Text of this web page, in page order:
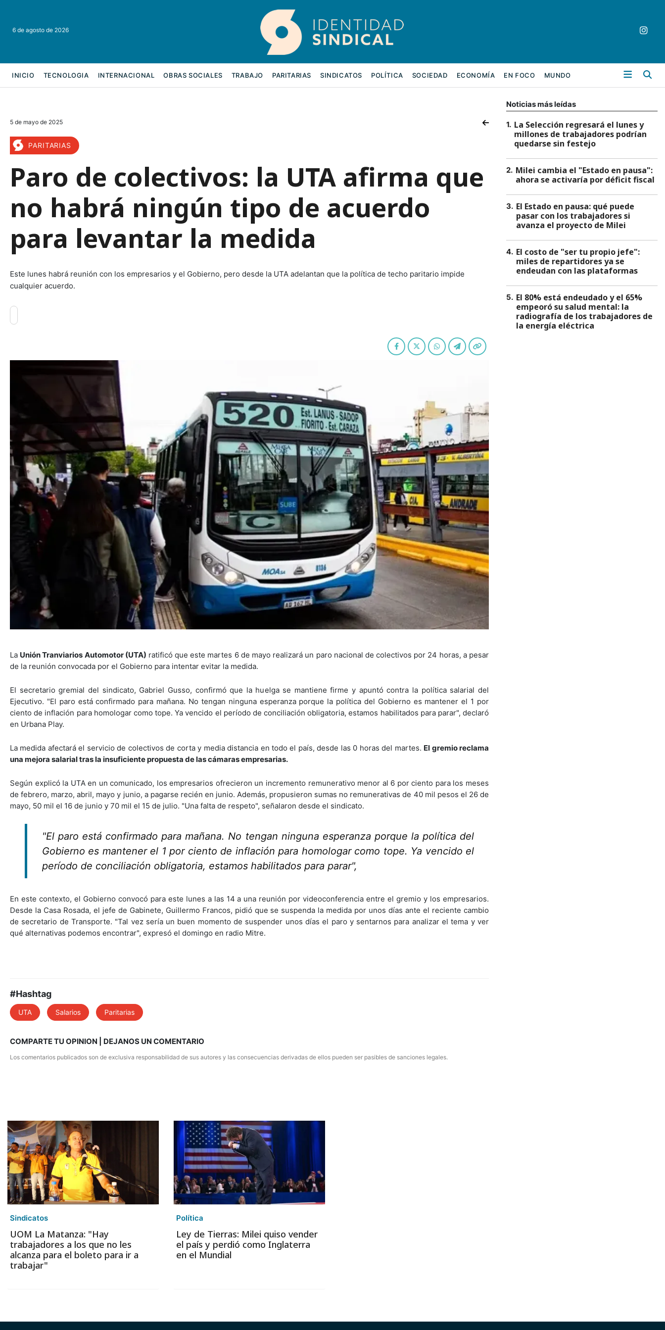
6 de agosto de 2026
INICIO TECNOLOGIA INTERNACIONAL OBRAS SOCIALES TRABAJO PARITARIAS SINDICATOS POLÍTICA SOCIEDAD ECONOMÍA EN FOCO MUNDO
5 de mayo de 2025
PARITARIAS
Paro de colectivos: la UTA afirma que
no habrá ningún tipo de acuerdo
para levantar la medida
Este lunes habrá reunión con los empresarios y el Gobierno, pero desde la UTA adelantan que la política de techo paritario impide
cualquier acuerdo.
La Unión Tranviarios Automotor (UTA) ratificó que este martes 6 de mayo realizará un paro nacional de colectivos por 24 horas, a pesar
de la reunión convocada por el Gobierno para intentar evitar la medida.
El secretario gremial del sindicato, Gabriel Gusso, confirmó que la huelga se mantiene firme y apuntó contra la política salarial del
Ejecutivo. "El paro está confirmado para mañana. No tengan ninguna esperanza porque la política del Gobierno es mantener el 1 por
ciento de inflación para homologar como tope. Ya vencido el período de conciliación obligatoria, estamos habilitados para parar", declaró
en Urbana Play.
La medida afectará el servicio de colectivos de corta y media distancia en todo el país, desde las 0 horas del martes. El gremio reclama
una mejora salarial tras la insuficiente propuesta de las cámaras empresarias.
Según explicó la UTA en un comunicado, los empresarios ofrecieron un incremento remunerativo menor al 6 por ciento para los meses
de febrero, marzo, abril, mayo y junio, a pagarse recién en junio. Además, propusieron sumas no remunerativas de 40 mil pesos el 26 de
mayo, 50 mil el 16 de junio y 70 mil el 15 de julio. "Una falta de respeto", señalaron desde el sindicato.
"El paro está confirmado para mañana. No tengan ninguna esperanza porque la política del
Gobierno es mantener el 1 por ciento de inflación para homologar como tope. Ya vencido el
período de conciliación obligatoria, estamos habilitados para parar",
En este contexto, el Gobierno convocó para este lunes a las 14 a una reunión por videoconferencia entre el gremio y los empresarios.
Desde la Casa Rosada, el jefe de Gabinete, Guillermo Francos, pidió que se suspenda la medida por unos días ante el reciente cambio
de secretario de Transporte. "Tal vez sería un buen momento de suspender unos días el paro y sentarnos para analizar el tema y ver
qué alternativas podemos encontrar", expresó el domingo en radio Mitre.
#Hashtag
UTA Salarios Paritarias
COMPARTE TU OPINION | DEJANOS UN COMENTARIO
Los comentarios publicados son de exclusiva responsabilidad de sus autores y las consecuencias derivadas de ellos pueden ser pasibles de sanciones legales.
Noticias más leídas
1. La Selección regresará el lunes y
millones de trabajadores podrían
quedarse sin festejo
2. Milei cambia el "Estado en pausa":
ahora se activaría por déficit fiscal
3. El Estado en pausa: qué puede
pasar con los trabajadores si
avanza el proyecto de Milei
4. El costo de "ser tu propio jefe":
miles de repartidores ya se
endeudan con las plataformas
5. El 80% está endeudado y el 65%
empeoró su salud mental: la
radiografía de los trabajadores de
la energía eléctrica
Sindicatos
UOM La Matanza: "Hay
trabajadores a los que no les
alcanza para el boleto para ir a
trabajar"
Política
Ley de Tierras: Milei quiso vender
el país y perdió como Inglaterra
en el Mundial